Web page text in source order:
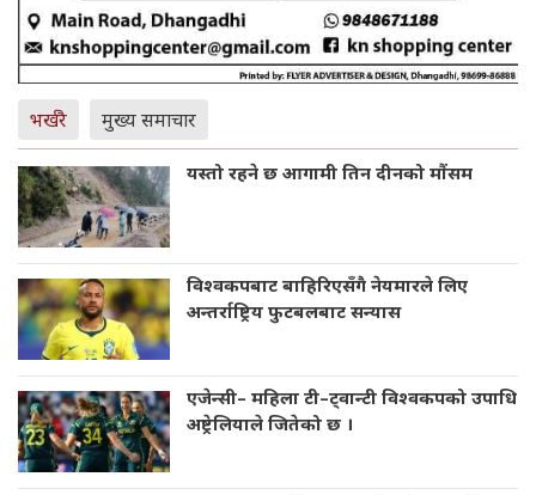
भर्खरै मुख्य समाचार
यस्तो रहने छ आगामी तिन दीनको मौंसम
विश्वकपबाट बाहिरिएसँगै नेयमारले लिए
अन्तर्राष्ट्रिय फुटबलबाट सन्यास
एजेन्सी– महिला टी–ट्वान्टी विश्वकपको उपाधि
अष्ट्रेलियाले जितेको छ ।